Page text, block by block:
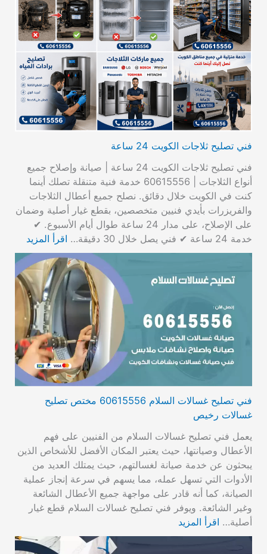
فني تصليح ثلاجات الكويت 24 ساعة
فني تصليح ثلاجات الكويت 24 ساعة | صيانة وإصلاح جميع
أنواع الثلاجات | 60615556 خدمة فنية متنقلة تصلك أينما
كنت في الكويت خلال دقائق. نصلح جميع أعطال الثلاجات
والفريزرات بأيدي فنيين متخصصين، بقطع غيار أصلية وضمان
على الإصلاح، على مدار 24 ساعة طوال أيام الأسبوع. ✔
خدمة 24 ساعة ✔ فني يصل خلال 30 دقيقة…
اقرأ المزيد
فني تصليح غسالات السلام 60615556 مختص تصليح
غسالات رخيص
يعمل فني تصليح غسالات السلام من الفنيين على فهم
الأعطال وصيانتها، حيث يعتبر المكان الأفضل للأشخاص الذين
يبحثون عن خدمة صيانة لغسالتهم، حيث يمتلك العديد من
الأدوات التي تسهل عمله، مما يسهم في سرعة إنجاز عملية
الصيانة، كما أنه قادر على مواجهة جميع الأعطال الشائعة
وغير الشائعة. ويوفر فني تصليح غسالات السلام قطع غيار
أصلية… اقرأ المزيد